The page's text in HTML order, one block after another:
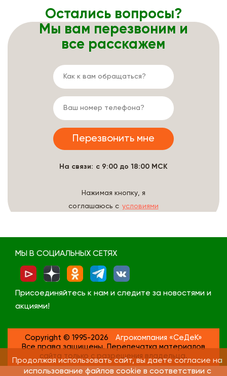
Остались вопросы?
Мы вам перезвоним и
все расскажем
На связи: с 9:00 до 18:00 МСК
Нажимая кнопку, я
соглашаюсь с условиями
МЫ В СОЦИАЛЬНЫХ СЕТЯХ
Присоединяйтесь к нам и следите за новостями и
акциями!
Copyright © 1995-2026
Агрокомпания «СеДеК»
Все права защищены. Перепечатка материалов
сайта только с разрешения владельца.
Продолжая использовать сайт, вы даете согласие на
использование файлов cookie в соответствии с